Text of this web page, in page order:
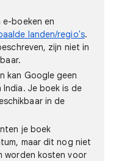
e-boeken en
landen/regio's.
zijn niet in
kan Google geen
India. Je boek is de
in de
je boek
maar dit nog niet
worden kosten voor